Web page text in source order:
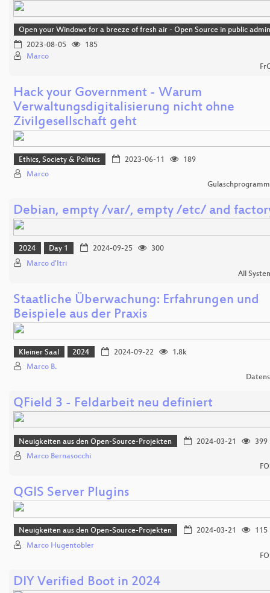
Open your Windows for a breeze of fresh air - Open Source in public
2023-08-05
185
Marco
Hack your Government - Warum
Verwaltungsdigitalisierung nicht ohne
Zivilgesellschaft geht
Ethics, Society & Politics 2023-06-11
189
Marco
Debian, empty /var/, empty /etc/ and
2024 Day 1 2024-09-25
300
Marco d'Itri
All
Staatliche Überwachung: Erfahrungen und
Beispiele aus der Praxis
Kleiner Saal 2024 2024-09-22
1.8k
Marco B.
QField 3 - Feldarbeit neu definiert
Neuigkeiten aus den Open-Source-Projekten 2024-03-21
399
Marco Bernasocchi
QGIS Server Plugins
Neuigkeiten aus den Open-Source-Projekten 2024-03-21
115
Marco Hugentobler
DIY Verified Boot in 2024